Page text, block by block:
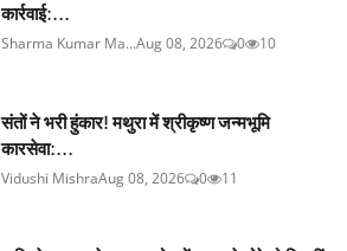
कार्रवाई:...
Sharma Kumar Ma...Aug 08, 2026 0 10
संतों ने भरी हुंकार! मथुरा में श्रीकृष्ण जन्मभूमि
कारसेवा:...
Vidushi MishraAug 08, 2026 0 11